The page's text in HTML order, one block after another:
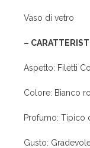
Vaso di vetro
–
Aspetto: Filetti
Colore: Bianco
Profumo: Tipico
Gusto: